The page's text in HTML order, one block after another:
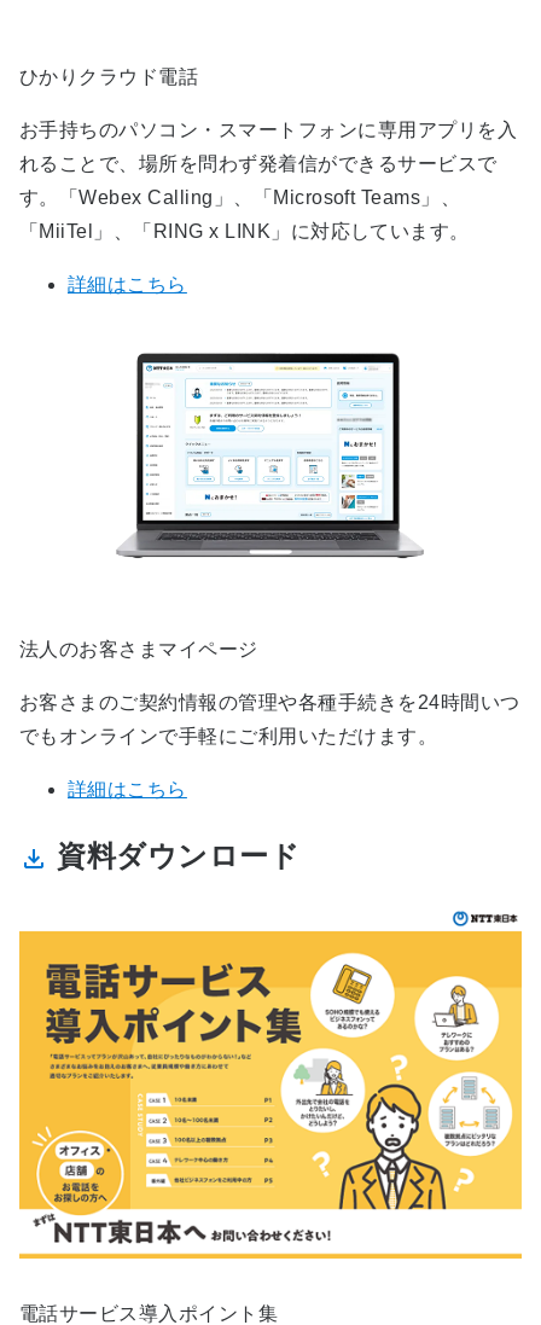
ひかりクラウド電話
お手持ちのパソコン・スマートフォンに専用アプリを入
れることで、場所を問わず発着信ができるサービスで
す。「Webex Calling」、「Microsoft Teams」、
「MiiTel」、「RING x LINK」に対応しています。
詳細はこちら
法人のお客さまマイページ
お客さまのご契約情報の管理や各種手続きを24時間いつ
でもオンラインで手軽にご利用いただけます。
詳細はこちら
資料ダウンロード
電話サービス導入ポイント集